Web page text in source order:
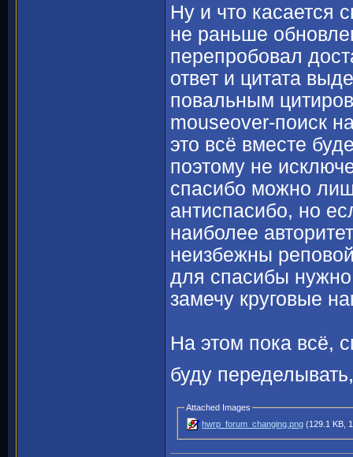
Ну и что касается
не раньше
перепробовал
ответ и цитата
повальным
mouseover-поиск
это всё вместе
поэтому не
спасибо можно
антиспасибо, но
наиболее
неизбежны
для спасибы нужно
замечу круговые
На этом пока всё,
буду
Attached Images
hwrp_forum_changing.png (129.1 KB,